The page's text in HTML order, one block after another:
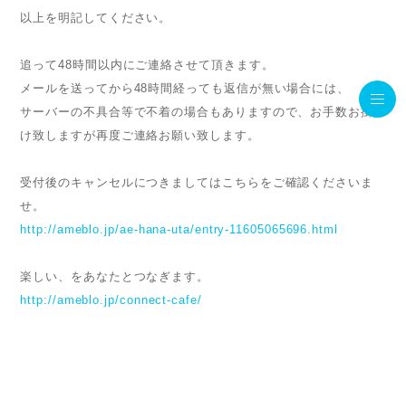
以上を明記してください。
追って48時間以内にご連絡させて頂きます。
メールを送ってから48時間経っても返信が無い場合には、
サーバーの不具合等で不着の場合もありますので、お手数お掛
け致しますが再度ご連絡お願い致します。
受付後のキャンセルにつきましてはこちらをご確認くださいま
せ。
http://ameblo.jp/ae-hana-uta/entry-11605065696.html
楽しい、をあなたとつなぎます。
http://ameblo.jp/connect-cafe/